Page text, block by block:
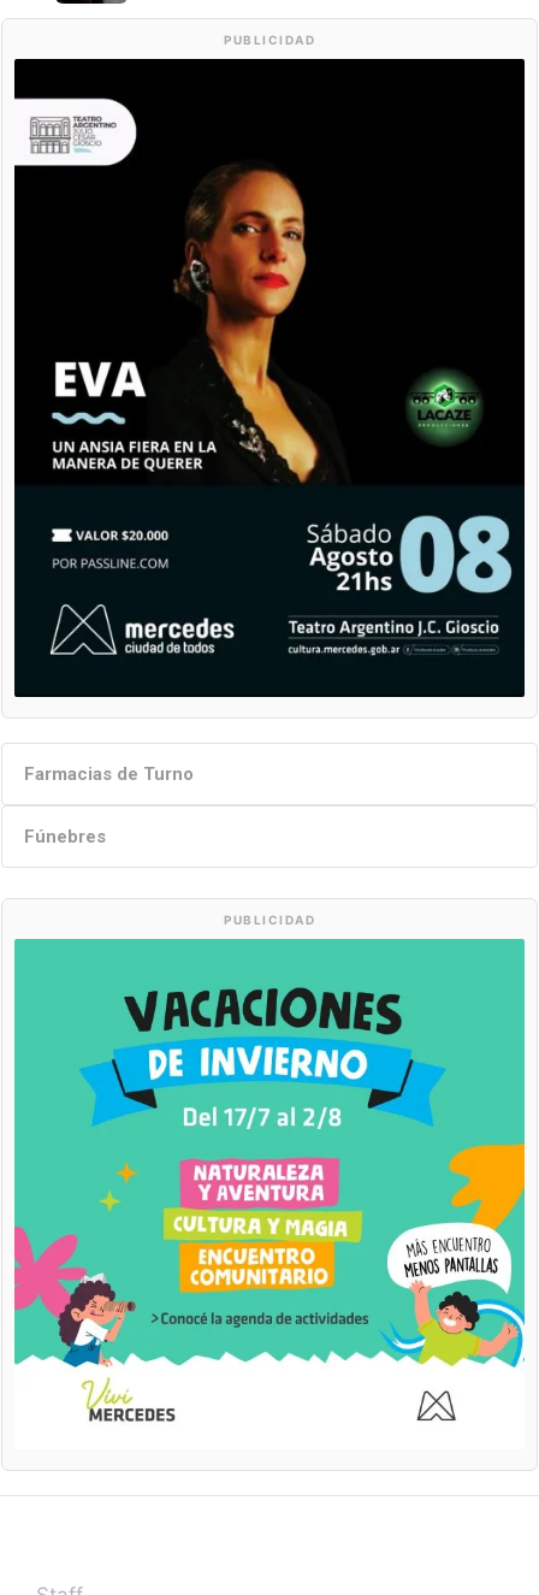
PUBLICIDAD
Farmacias de Turno
Fúnebres
PUBLICIDAD